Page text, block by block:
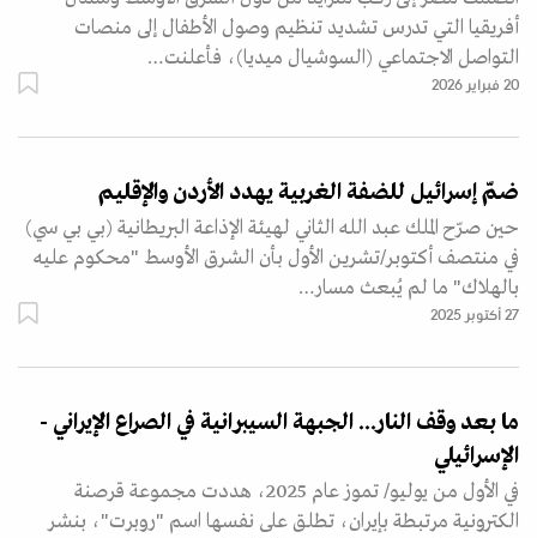
أفريقيا التي تدرس تشديد تنظيم وصول الأطفال إلى منصات
التواصل الاجتماعي (السوشيال ميديا)، فأعلنت…
20 فبراير 2026
ضمّ إسرائيل للضفة الغربية يهدد الأردن والإقليم
حين صرّح الملك عبد الله الثاني لهيئة الإذاعة البريطانية (بي بي سي)
في منتصف أكتوبر/تشرين الأول بأن الشرق الأوسط "محكوم عليه
بالهلاك" ما لم يُبعث مسار…
27 أكتوبر 2025
ما بعد وقف النار... الجبهة السيبرانية في الصراع الإيراني -
الإسرائيلي
في الأول من يوليو/ تموز عام 2025، هددت مجموعة قرصنة
الكترونية مرتبطة بإيران، تطلق على نفسها اسم "روبرت"، بنشر